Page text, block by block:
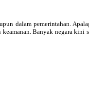
dalam pemerintahan.
Banyak negara